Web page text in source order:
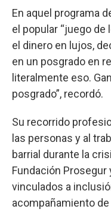
En aquel programa
el popular “juego
el dinero en lujos,
en un posgrado en
literalmente eso.
posgrado”, recordó.
Su recorrido
las personas y al
barrial durante la
Fundación
vinculados a
acompañamiento